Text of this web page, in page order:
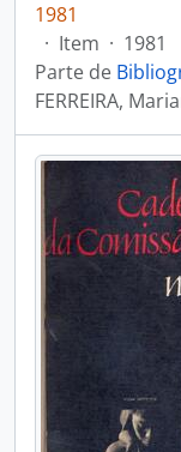
1981
· Item · 1981
Parte de
FERREIRA,